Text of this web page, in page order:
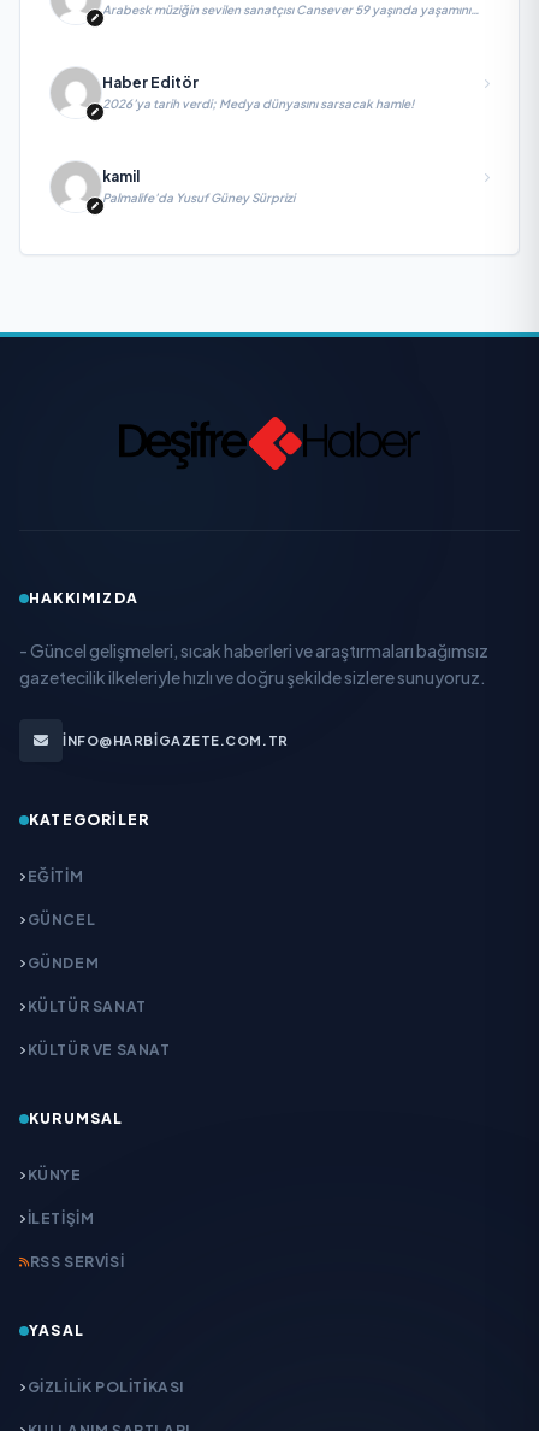
Arabesk müziğin sevilen sanatçısı Cansever 59 yaşında yaşamını
Haber Editör
2026’ya tarih verdi; Medya dünyasını sarsacak hamle!
kamil
Palmalife’da Yusuf Güney Sürprizi
HAKKIMIZDA
- Güncel gelişmeleri, sıcak haberleri ve araştırmaları bağımsız
gazetecilik ilkeleriyle hızlı ve doğru şekilde sizlere sunuyoruz.
INFO@HARBIGAZETE.COM.TR
KATEGORILER
EĞITIM
GÜNCEL
GÜNDEM
KÜLTÜR SANAT
KÜLTÜR VE SANAT
KURUMSAL
KÜNYE
İLETIŞIM
RSS SERVISI
YASAL
GIZLILIK POLITIKASI